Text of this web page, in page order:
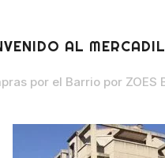
AL
por el Barrio por ZOES